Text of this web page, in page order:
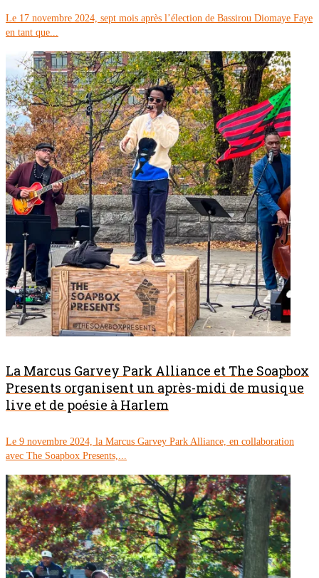
Le 17 novembre 2024, sept mois après l’élection de Bassirou Diomaye Faye
en tant que...
La Marcus Garvey Park Alliance et The Soapbox
Presents organisent un après-midi de musique
live et de poésie à Harlem
Le 9 novembre 2024, la Marcus Garvey Park Alliance, en collaboration
avec The Soapbox Presents,...